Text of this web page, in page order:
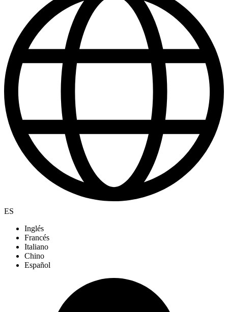
ES
Inglés
Francés
Italiano
Chino
Español